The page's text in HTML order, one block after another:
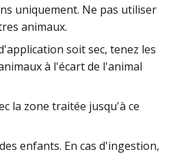
uniquement. Ne pas utiliser
animaux.
soit sec, tenez les
à l'écart de l'animal
la zone traitée jusqu'à ce
enfants. En cas d'ingestion,